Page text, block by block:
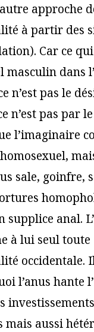
approche
à partir des
Car ce
masculin dans
n’est pas le
n’est pas par
l’imaginaire
sale, goinfre,
supplice anal.
à lui seul toute
occidentale.
l’anus hante
mais aussi